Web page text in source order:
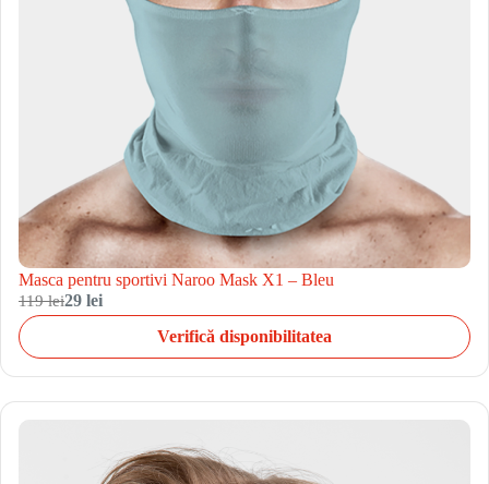
Masca pentru sportivi Naroo Mask X1 – Bleu
119 lei29 lei
Verifică disponibilitatea